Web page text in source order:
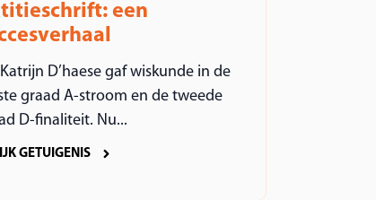
een
D’haese gaf wiskunde in de
graad A-stroom en de tweede
D-finaliteit. Nu...
GETUIGENIS